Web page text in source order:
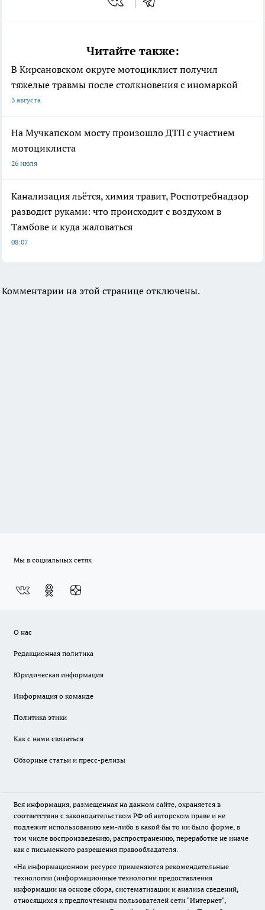
Читайте также:
В Кирсановском округе мотоциклист получил
тяжелые травмы после столкновения с иномаркой
3 августа
На Мучкапском мосту произошло ДТП с участием
мотоциклиста
26 июля
Канализация льётся, химия травит, Роспотребнадзор
разводит руками: что происходит с воздухом в
Тамбове и куда жаловаться
08:07
Комментарии на этой странице отключены.
Мы в социальных сетях
О нас
Редакционная политика
Юридическая информация
Информация о команде
Политика этики
Как с нами связаться
Обзорные статьи и пресс-релизы
Вся информация, размещенная на данном сайте, охраняется в
соответствии с законодательством РФ об авторском праве и не
подлежит использованию кем-либо в какой бы то ни было форме, в
том числе воспроизведению, распространению, переработке не иначе
как с письменного разрешения правообладателя.
«На информационном ресурсе применяются рекомендательные
технологии (информационные технологии предоставления
информации на основе сбора, систематизации и анализа сведений,
относящихся к предпочтениям пользователей сети "Интернет",